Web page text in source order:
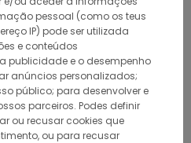
pessoal (como os teus
IP) pode ser utilizada
e conteúdos
publicidade e o desempenho
anúncios personalizados;
público; para desenvolver e
parceiros. Podes definir
ou recusar cookies que
ou para recusar